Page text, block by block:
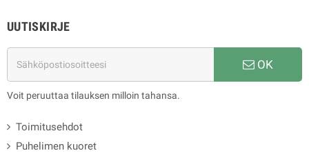
UUTISKIRJE
OK
Voit peruuttaa tilauksen milloin tahansa.
Toimitusehdot
Puhelimen kuoret